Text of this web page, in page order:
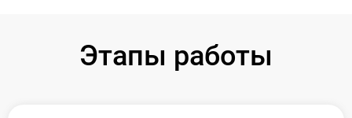
Этапы работы